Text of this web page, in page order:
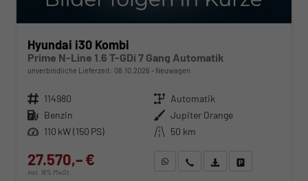
Hyundai i30 Kombi
Prime N-Line 1.6 T-GDi 7 Gang Automatik
unverbindliche Lieferzeit: 08.10.2026 Neuwagen
Fahrzeugnr. 114980 Getriebe Automatik
Kraftstoff Benzin Außenfarbe Jupiter Orange
Leistung 110 kW (150 PS) Kilometerstand 50 km
27.570,– €
incl. 19% MwSt.
WhatsApp anfragen
Wir rufen Sie anFahrzeugexposé (PDF)